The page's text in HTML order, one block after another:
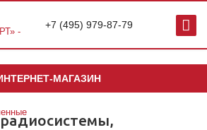
+7 (495) 979-87-79
МАГАЗИН
радиосистемы,